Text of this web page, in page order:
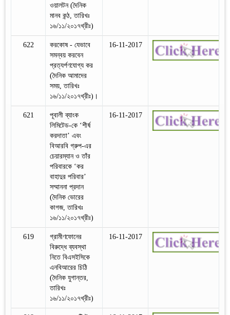
ওয়ালটন (দৈনিক
মানব কন্ঠ, তারিখঃ
১৬/১১/২০১৭খ্রীঃ)
622
করকোষ - যেভাবে
সমন্বয় করবেন
প্রত্যর্পণযোগ্য কর
(দৈনিক আমাদের
সময়, তারিখঃ
১৬/১১/২০১৭খ্রীঃ)।
16-11-2017
621
পূবালী ব্যাংক
লিমিটেড-কে ‘শীর্ষ
করদাতা’ এবং
বিআরবি গ্রুপ-এর
চেয়ারম্যান ও তাঁর
পরিবারকে ‘কর
বাহাদুর পরিবার’
সম্মাননা প্রদান
(দৈনিক ভোরের
কাগজ, তারিখঃ
১৬/১১/২০১৭খ্রীঃ)
16-11-2017
619
গ্রামীণফোনের
বিরুদ্ধে ব্যবস্থা
নিতে বিএসইসিকে
এনবিআরের চিঠি
(দৈনিক যুগান্তর,
তারিখঃ
১৬/১১/২০১৭খ্রীঃ)
16-11-2017